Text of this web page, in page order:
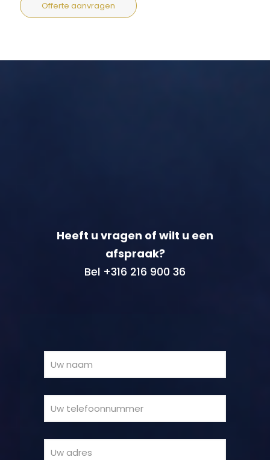
Offerte aanvragen
Heeft u vragen of wilt u een
afspraak?
Bel +316 216 900 36